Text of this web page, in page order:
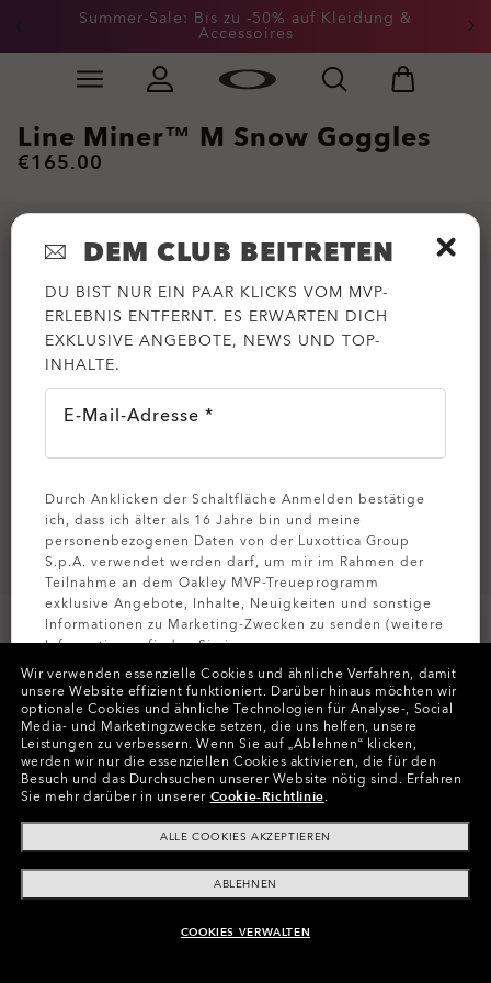
Skip to
Summer-Sale: Bis zu -50% auf Kleidung &
Accessoires
Erhalte 20 % Rabatt auf Ersatzgläser beim Kauf einer
Sonnenbrille
ZUM WARENKORB HINZUFÜGEN
Line Miner™ M Snow Goggles
€165.00
Farben (26) GläserPrizm Snow Black Iridium,
BandMatte Black
Wir verwenden essenzielle Cookies und ähnliche Verfahren, damit
unsere Website effizient funktioniert. Darüber hinaus möchten wir
optionale Cookies und ähnliche Technologien für Analyse-, Social
Media- und Marketingzwecke setzen, die uns helfen, unsere
Leistungen zu verbessern. Wenn Sie auf „Ablehnen“ klicken,
werden wir nur die essenziellen Cookies aktivieren, die für den
Besuch und das Durchsuchen unserer Website nötig sind. Erfahren
Sie mehr darüber in unserer Cookie-Richtlinie.
ALLE COOKIES AKZEPTIEREN
ABLEHNEN
COOKIES VERWALTEN
DEM CLUB BEITRETEN
DU BIST NUR EIN PAAR KLICKS VOM MVP-
ERLEBNIS ENTFERNT. ES ERWARTEN DICH
EXKLUSIVE ANGEBOTE, NEWS UND TOP-
INHALTE.
E-Mail-Adresse *
Durch Anklicken der Schaltfläche Anmelden bestätige
ich, dass ich älter als 16 Jahre bin und meine
personenbezogenen Daten von der Luxottica Group
S.p.A. verwendet werden darf, um mir im Rahmen der
Teilnahme an dem Oakley MVP-Treueprogramm
exklusive Angebote, Inhalte, Neuigkeiten und sonstige
Informationen zu Marketing-Zwecken zu senden (weitere
Informationen finden Sie in unserer
Datenschutzbestimmungen ).
MELDEN SIE